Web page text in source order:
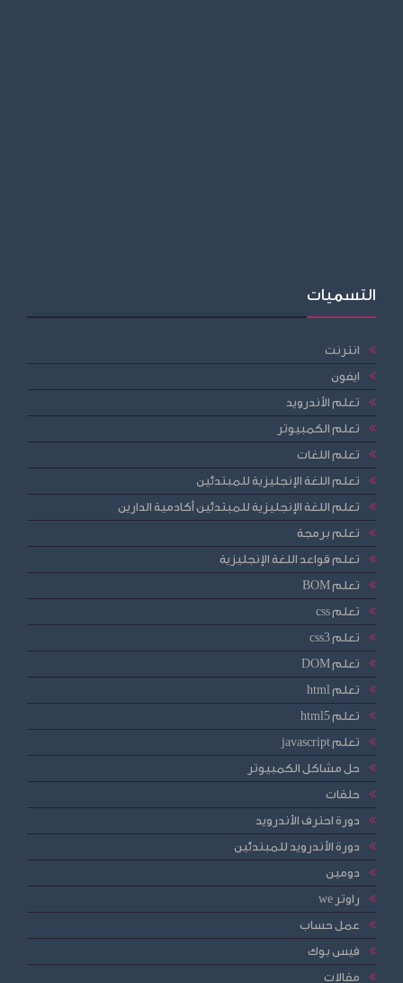
التسميات
انترنت
ايفون
تعلم الأندرويد
تعلم الكمبيوتر
تعلم اللغات
تعلم اللغة الإنجليزية للمبتدئين
تعلم اللغة الإنجليزية للمبتدئين أكادمية الدارين
تعلم برمجة
تعلم قواعد اللغة الإنجليزية
تعلم BOM
تعلم css
تعلم css3
تعلم DOM
تعلم html
تعلم html5
تعلم javascript
حل مشاكل الكمبيوتر
حلقات
دورة احترف الأندرويد
دورة الأندرويد للمبتدئين
دومين
راوتر we
عمل حساب
فيس بوك
مقالات